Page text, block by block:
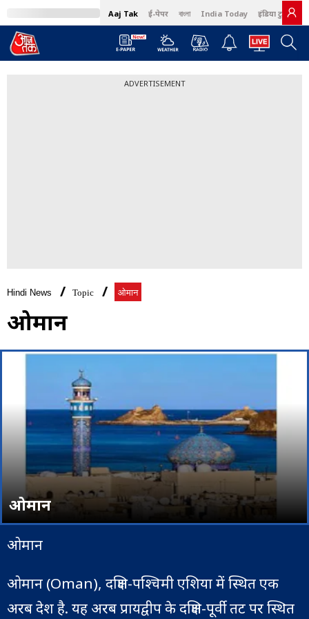
Aaj Tak ई-पेपर বাংলা India Today इंडिया टुडे हिंदी
ADVERTISEMENT
Hindi News Topic ओमान
ओमान
ओमान
ओमान
ओमान (Oman), दक्षिण-पश्चिमी एशिया में स्थित एक
अरब देश है. यह अरब प्रायद्वीप के दक्षिण-पूर्वी तट पर स्थित